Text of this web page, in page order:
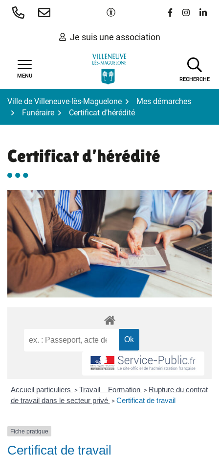
Aller
Paramètres d'accessibilité
Lien vers le
Lien vers
Lien
Je suis une association
MENU
RECHERCHE
Ville de Villeneuve-lès-Maguelone
Mes démarches
Funéraire
Certificat d’hérédité
Certificat d’hérédité
Accueil particuliers > Travail – Formation > Rupture du contrat
de travail dans le secteur privé > Certificat de travail
Fiche pratique
Certificat de travail